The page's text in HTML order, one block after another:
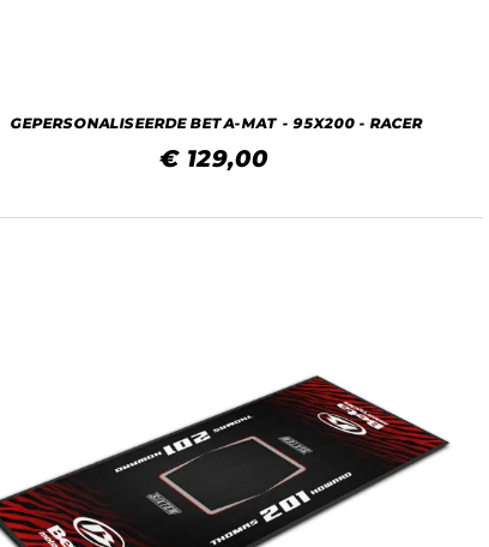
GEPERSONALISEERDE BETA-MAT - 95X200 - RACER
€ 129,00